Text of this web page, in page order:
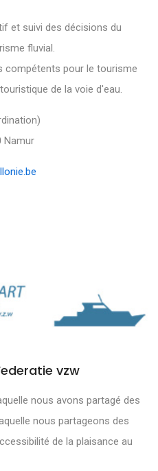
et suivi des décisions du
fluvial.
compétents pour le tourisme
de la voie d'eau.
Namur
vzw
nous avons partagé des
nous partageons des
de la plaisance au